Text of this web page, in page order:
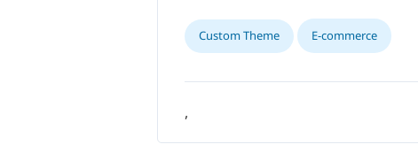
Custom Theme E-commerce
,